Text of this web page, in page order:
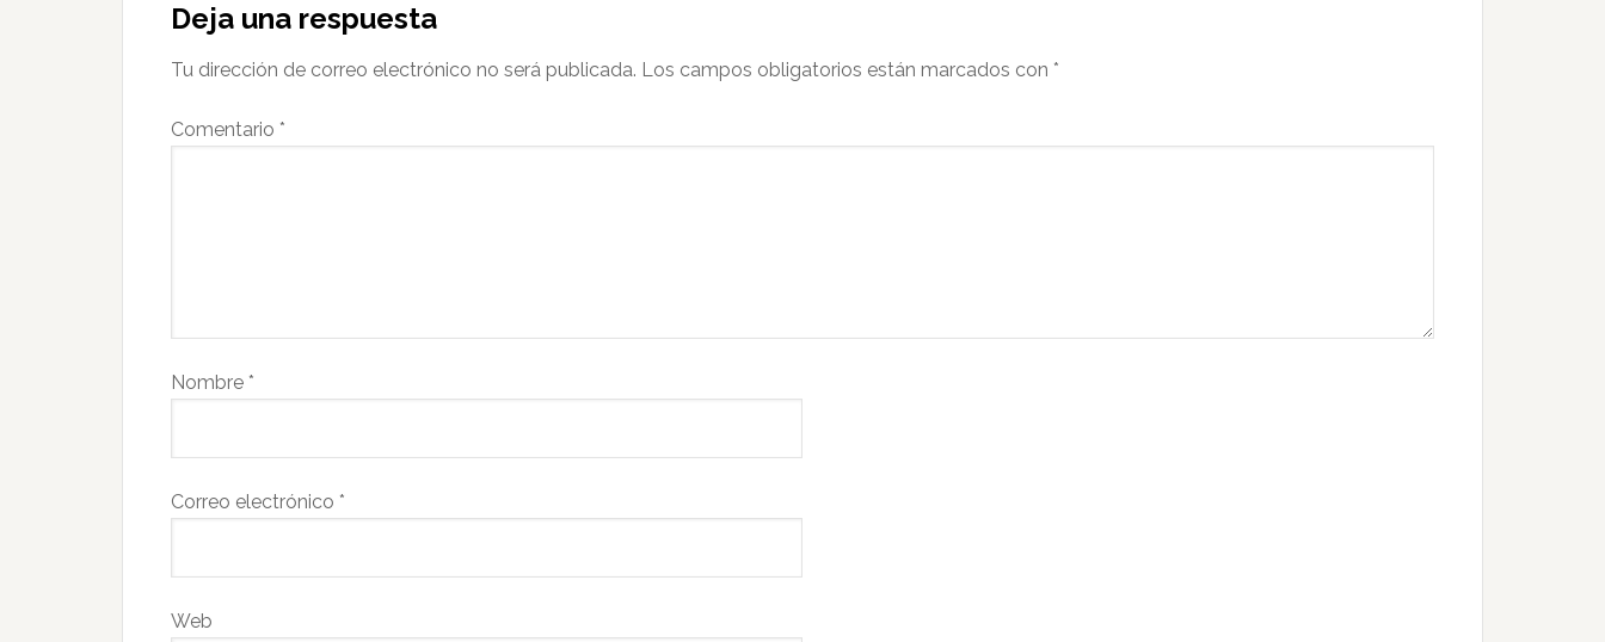
Deja una respuesta
Tu dirección de correo electrónico no será publicada. Los campos obligatorios están marcados con *
Comentario *
Nombre *
Correo electrónico *
Web